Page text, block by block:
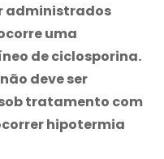
administrados
uma
de ciclosporina.
deve ser
tratamento com
hipotermia